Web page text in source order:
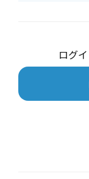
ログ